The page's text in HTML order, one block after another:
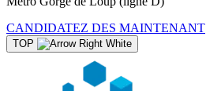
CANDIDATEZ DES MAINTENANT
TOP